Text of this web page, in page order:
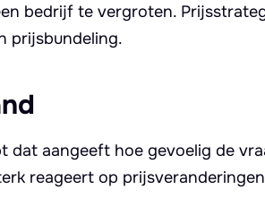
bedrijf te vergroten.
prijsbundeling.
dat aangeeft hoe gevoelig de
reageert op